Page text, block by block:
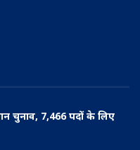
चुनाव, 7,466 पदों के लिए